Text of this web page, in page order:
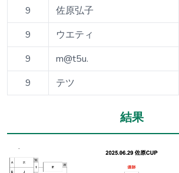
9
佐原弘子
9
ウエティ
9
m@t5u.
9
テツ
結果